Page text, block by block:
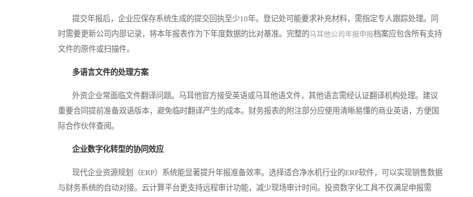
提交年报后，企业应保存系统生成的提交回执至少10年。登记处可能要求补充材料，需指定专人跟踪处理。同
时需要更新公司内部记录，将本年报表作为下年度数据的比对基准。完整的马耳他公司年报申报档案应包含所有支持
文件的原件或扫描件。
多语言文件的处理方案
外资企业常面临文件翻译问题。马耳他官方接受英语或马耳他语文件，其他语言需经认证翻译机构处理。建议
重要合同提前准备双语版本，避免临时翻译产生的成本。财务报表的附注部分应使用清晰易懂的商业英语，方便国
际合作伙伴查阅。
企业数字化转型的协同效应
现代企业资源规划（ERP）系统能显著提升年报准备效率。选择适合净水机行业的ERP软件，可以实现销售数据
与财务系统的自动对接。云计算平台更支持远程审计功能，减少现场审计时间。投资数字化工具不仅满足申报需